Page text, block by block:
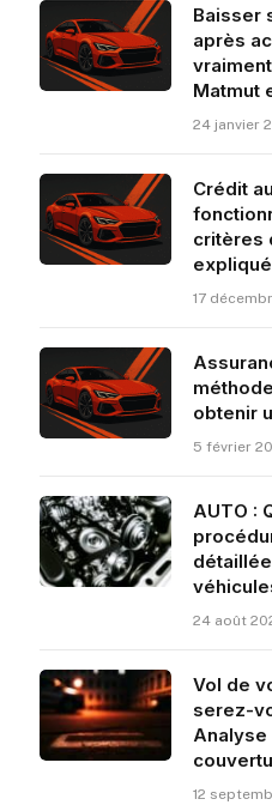
Baisser
après
Matmut
24 janvier
Crédit
critères
17
obtenir
5 février
AUTO :
24 août
Vol de
serez-
12